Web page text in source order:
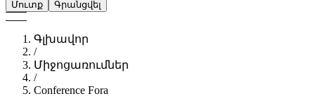
Մուտք Գրանցվել
Գլխավոր
/
Միջոցառումներ
/
Conference Fora